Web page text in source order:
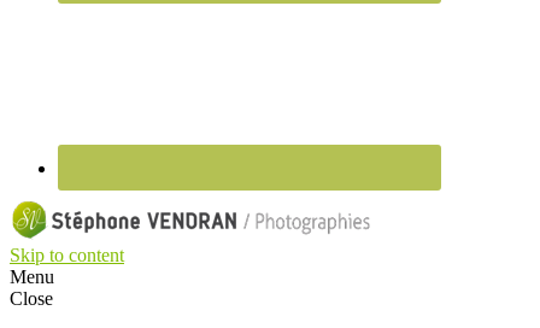
Skip to content
Menu
Close